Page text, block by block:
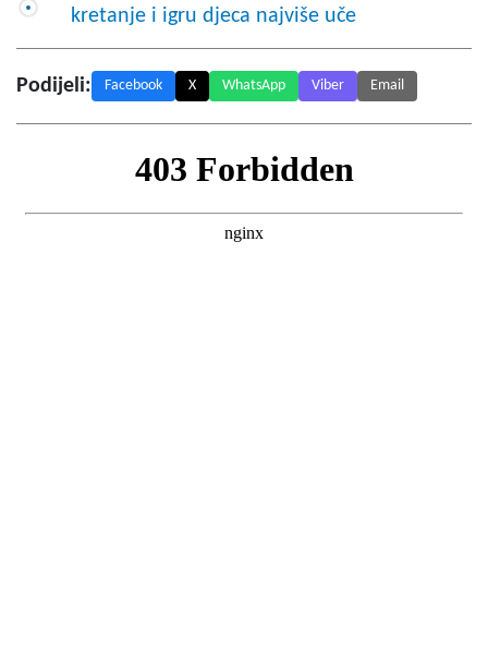
kretanje i igru djeca najviše uče
Podijeli: Facebook X WhatsApp Viber Email